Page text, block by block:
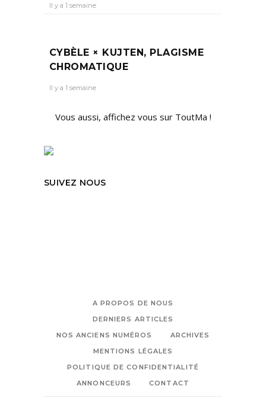
Il y a 1 semaine
CYBÈLE × KUJTEN, PLAGISME
CHROMATIQUE
Il y a 1 semaine
Vous aussi, affichez vous sur ToutMa !
SUIVEZ NOUS
A PROPOS DE NOUS
DERNIERS ARTICLES
NOS ANCIENS NUMÉROS
ARCHIVES
MENTIONS LÉGALES
POLITIQUE DE CONFIDENTIALITÉ
ANNONCEURS
CONTACT